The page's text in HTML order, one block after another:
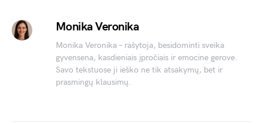
Monika Veronika
Monika Veronika – rašytoja, besidominti sveika
gyvensena, kasdieniais įpročiais ir emocine gerove.
Savo tekstuose ji ieško ne tik atsakymų, bet ir
prasmingų klausimų.